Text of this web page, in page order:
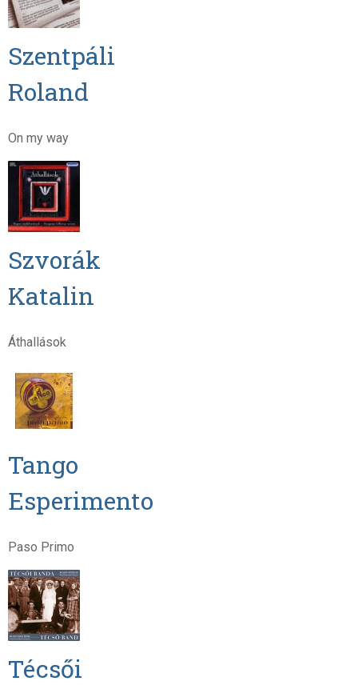
Szentpáli
Roland
On my way
Szvorák
Katalin
Áthallások
Tango
Esperimento
Paso Primo
Técsői